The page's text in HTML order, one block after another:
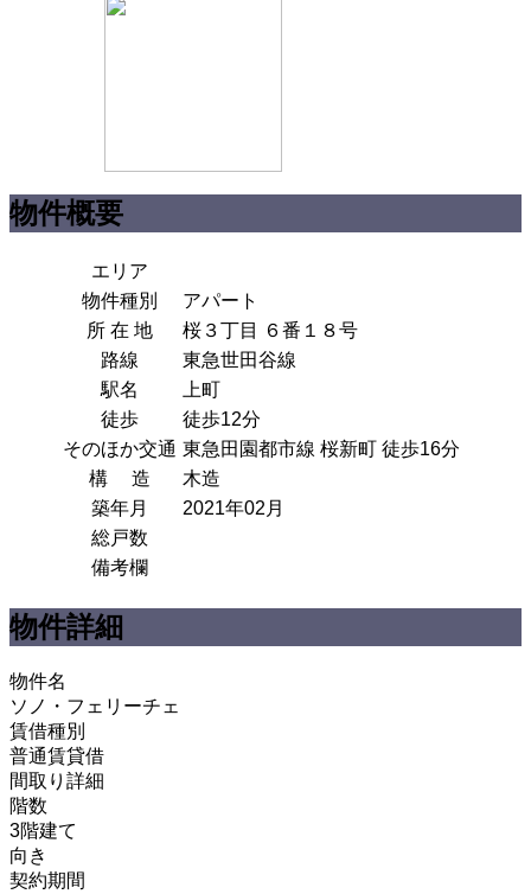
物件概要
エリア
物件種別
アパート
所 在 地
桜３丁目 ６番１８号
路線
東急世田谷線
駅名
上町
徒歩
徒歩12分
そのほか交通 東急田園都市線 桜新町 徒歩16分
構 造
木造
築年月
2021年02月
総戸数
備考欄
物件詳細
物件名
ソノ・フェリーチェ
賃借種別
普通賃貸借
間取り詳細
階数
3階建て
向き
契約期間